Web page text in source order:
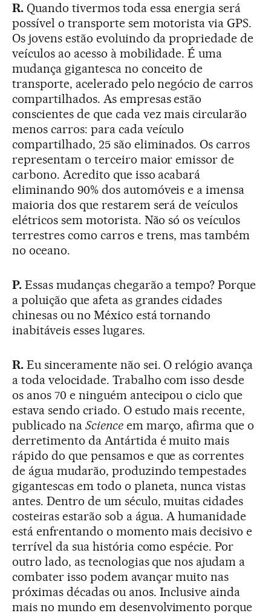
R.Quando tivermos toda essa energia será
possível o transporte sem motorista via GPS.
Os jovens estão evoluindo da propriedade de
veículos ao acesso à mobilidade. É uma
mudança gigantesca no conceito de
transporte, acelerado pelo negócio de carros
compartilhados. As empresas estão
conscientes de que cada vez mais circularão
menos carros: para cada veículo
compartilhado, 25 são eliminados. Os carros
representam o terceiro maior emissor de
carbono. Acredito que isso acabará
eliminando 90% dos automóveis e a imensa
maioria dos que restarem será de veículos
elétricos sem motorista. Não só os veículos
terrestres como carros e trens, mas também
no oceano.
P.Essas mudanças chegarão a tempo? Porque
a poluição que afeta as grandes cidades
chinesas ou no México está tornando
inabitáveis esses lugares.
R.Eu sinceramente não sei. O relógio avança
a toda velocidade. Trabalho com isso desde
os anos 70 e ninguém antecipou o ciclo que
estava sendo criado. O estudo mais recente,
publicado na Scienceem março, afirma que o
derretimento da Antártida é muito mais
rápido do que pensamos e que as correntes
de água mudarão, produzindo tempestades
gigantescas em todo o planeta, nunca vistas
antes. Dentro de um século, muitas cidades
costeiras estarão sob a água. A humanidade
está enfrentando o momento mais decisivo e
terrível da sua história como espécie. Por
outro lado, as tecnologias que nos ajudam a
combater isso podem avançar muito nas
próximas décadas ou anos. Inclusive ainda
mais no mundo em desenvolvimento porque